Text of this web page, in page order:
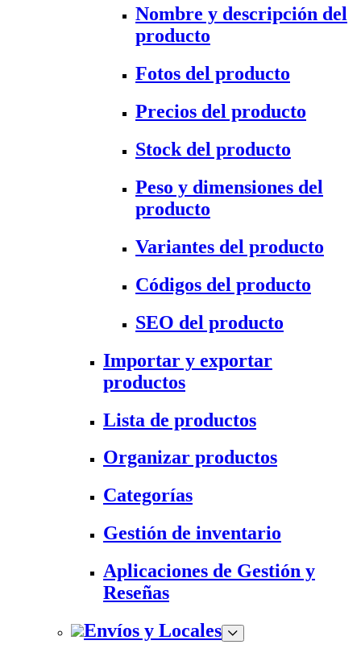
Nombre y descripción del
producto
Fotos del producto
Precios del producto
Stock del producto
Peso y dimensiones del
producto
Variantes del producto
Códigos del producto
SEO del producto
Importar y exportar
productos
Lista de productos
Organizar productos
Categorías
Gestión de inventario
Aplicaciones de Gestión y
Reseñas
Envíos y Locales